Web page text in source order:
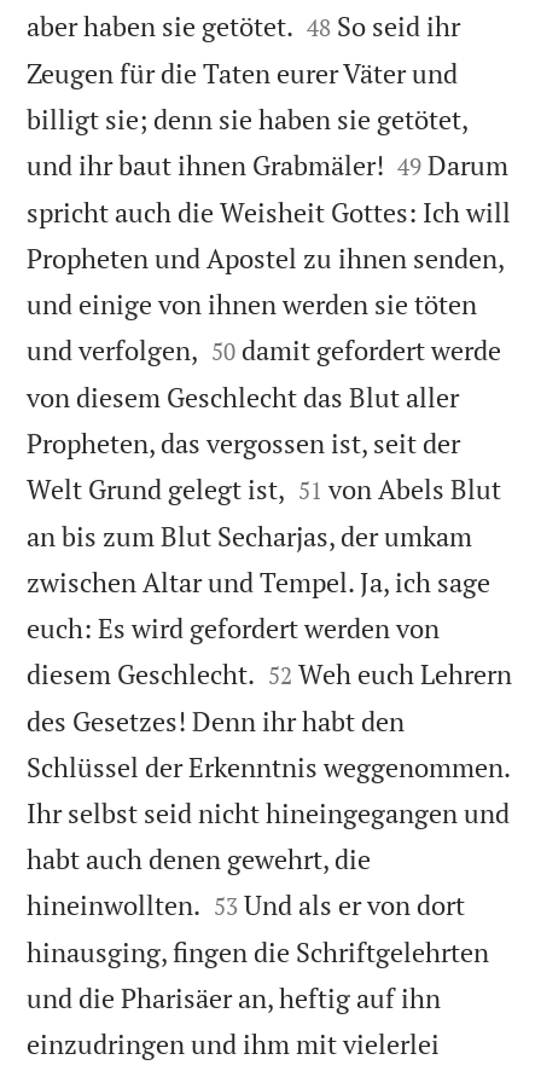
aber haben sie getötet. 

48 So seid ihr
Zeugen für die Taten eurer Väter und
billigt sie; denn sie haben sie getötet,
und ihr baut ihnen Grabmäler! 

49 Darum
spricht auch die Weisheit Gottes: Ich will
Propheten und Apostel zu ihnen senden,
und einige von ihnen werden sie töten
und verfolgen, 

50 damit gefordert werde
von diesem Geschlecht das Blut aller
Propheten, das vergossen ist, seit der
Welt Grund gelegt ist, 

51 von Abels Blut
an bis zum Blut Secharjas, der umkam
zwischen Altar und Tempel. Ja, ich sage
euch: Es wird gefordert werden von
diesem Geschlecht. 

52 Weh euch Lehrern
des Gesetzes! Denn ihr habt den
Schlüssel der Erkenntnis weggenommen.
Ihr selbst seid nicht hineingegangen und
habt auch denen gewehrt, die
hineinwollten. 

53 Und als er von dort
hinausging, fingen die Schriftgelehrten
und die Pharisäer an, heftig auf ihn
einzudringen und ihm mit vielerlei